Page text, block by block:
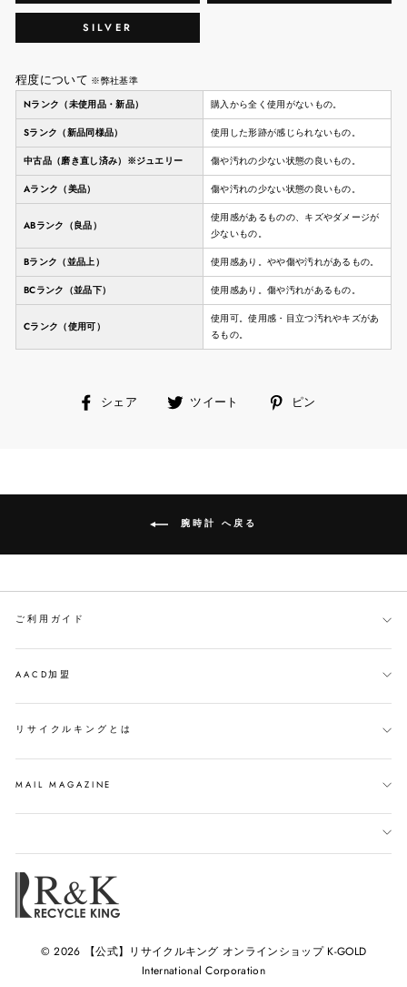
SILVER
程度について ※弊社基準
Nランク（未使用品・新品）
購入から全く使用がないもの。
Sランク（新品同様品） 使用した形跡が感じられないもの。
中古品（磨き直し済み）※ジュエリー 傷や汚れの少ない状態の良いもの。
Aランク（美品） 傷や汚れの少ない状態の良いもの。
ABランク（良品）
使用感があるものの、キズやダメージが
少ないもの。
Bランク（並品上） 使用感あり。やや傷や汚れがあるもの。
BCランク（並品下） 使用感あり。傷や汚れがあるもの。
Cランク（使用可）
使用可。使用感・目立つ汚れやキズがあ
るもの。
シェア
facebook
る
ツイート ピン
腕時計 へ戻る
ご利用ガイド
AACD加盟
リサイクルキングとは
MAIL MAGAZINE
© 2026 【公式】リサイクルキング オンラインショップ K-GOLD
International Corporation